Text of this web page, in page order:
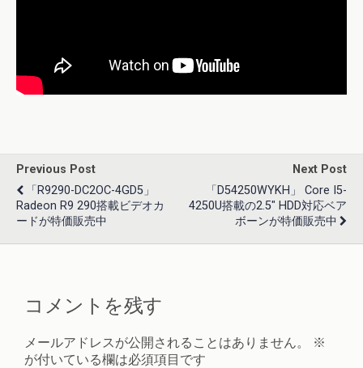
Previous Post
「R9290-DC2OC-4GD5」
Radeon R9 290搭載ビデオカ
ードが特価販売中
Next Post
「D54250WYKH」 Core I5-
4250U搭載の2.5" HDD対応ベア
ボーンが特価販売中
コメントを残す
メールアドレスが公開されることはありません。
※
が付いている欄は必須項目です